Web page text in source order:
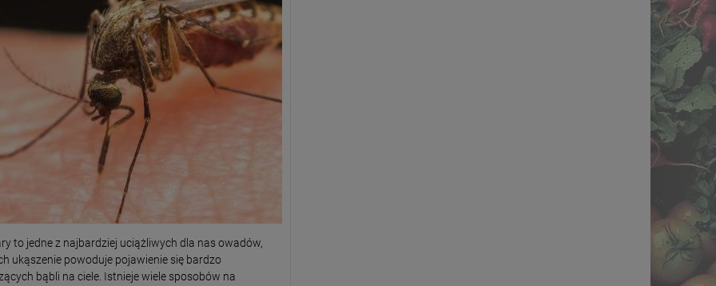
to jedne z najbardziej uciążliwych dla nas owadów,
ukąszenie powoduje pojawienie się bardzo
bąbli na ciele. Istnieje wiele sposobów na